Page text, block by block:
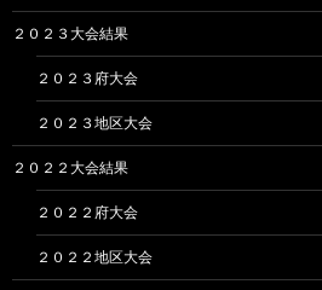
２０２３大会結果
２０２３府大会
２０２３地区大会
２０２２大会結果
２０２２府大会
２０２２地区大会